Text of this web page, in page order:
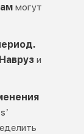
могут
Наврузи